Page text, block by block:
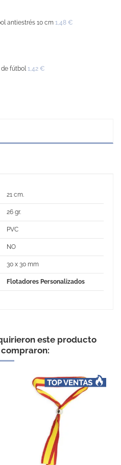
antiestrés 10 cm 1,48 €
de fútbol 1,42 €
21 cm.
26 gr.
PVC
NO
30 x 30 mm
Flotadores Personalizados
este producto